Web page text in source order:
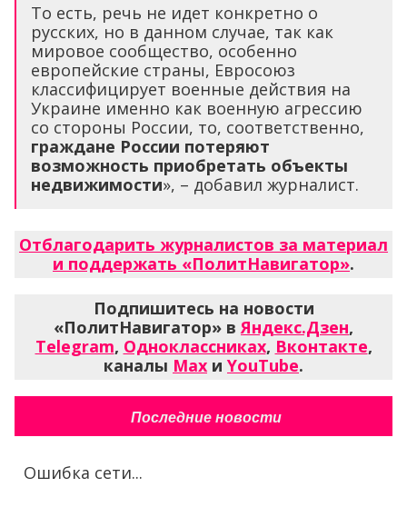
То есть, речь не идет конкретно о
русских, но в данном случае, так как
мировое сообщество, особенно
европейские страны, Евросоюз
классифицирует военные действия на
Украине именно как военную агрессию
со стороны России, то, соответственно,
граждане России потеряют
возможность приобретать объекты
недвижимости», – добавил журналист.
Отблагодарить журналистов за материал
и поддержать «ПолитНавигатор».
Подпишитесь на новости
«ПолитНавигатор» вЯндекс.Дзен,
Telegram, Одноклассниках, Вконтакте,
каналы Max и YouTube.
Последние новости
Ошибка сети...